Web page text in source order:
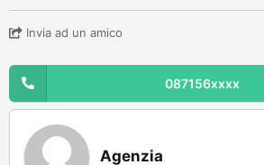
Invia ad un amico
087156xxxx
Agenzia